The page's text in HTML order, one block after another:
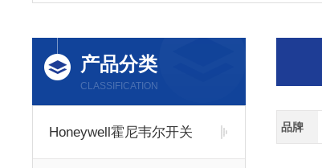
产品分类
CLASSIFICATION
Honeywell霍尼韦尔开关 品牌